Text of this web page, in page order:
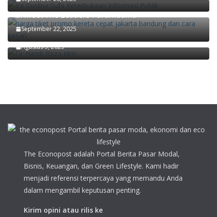
Didiek Hartantyo Ungkap Kunci Transformasi KAI
di Meet The Leaders Paramadina
September 22, 2025
Ekonom Paramadina Handi Risza: Pertumbuhan
Ekonomi Kuartal II/2025 Faktor Musiman
Agustus 5, 2025
The Econopost adalah Portal Berita Pasar Modal,
Bisnis, Keuangan, dan Green Lifestyle. Kami hadir
menjadi referensi terpercaya yang memandu Anda
dalam mengambil keputusan penting.
Kirim opini atau rilis ke